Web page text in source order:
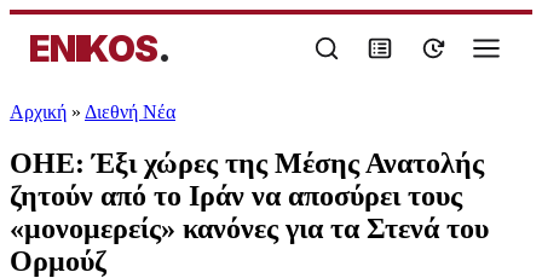
ENIKOS.
Αρχική » Διεθνή Νέα
ΟΗΕ: Έξι χώρες της Μέσης Ανατολής
ζητούν από το Ιράν να αποσύρει τους
«μονομερείς» κανόνες για τα Στενά του
Ορμούζ